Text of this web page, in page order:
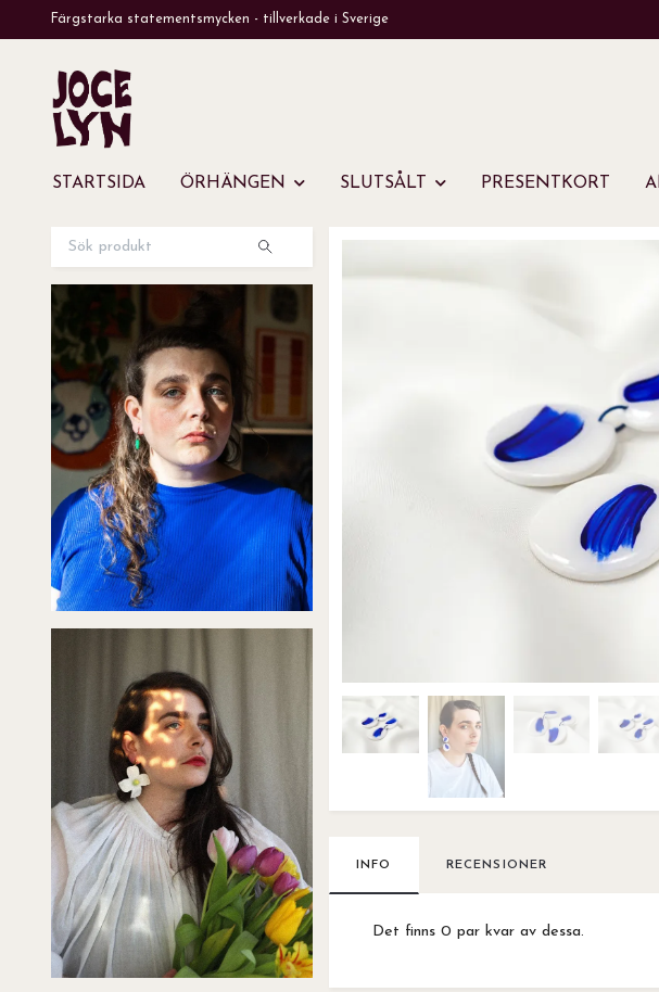
Färgstarka statementsmycken - tillverkade i Sverige
STARTSIDA ÖRHÄNGEN SLUTSÅLT PRESENTKORT
INFO RECENSIONER
Det finns 0 par kvar av dessa.